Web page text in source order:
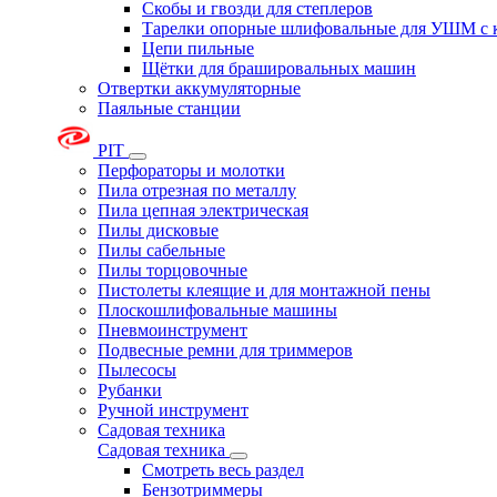
Скобы и гвозди для степлеров
Тарелки опорные шлифовальные для УШМ с
Цепи пильные
Щётки для брашировальных машин
Отвертки аккумуляторные
Паяльные станции
PIT
Перфораторы и молотки
Пила отрезная по металлу
Пила цепная электрическая
Пилы дисковые
Пилы сабельные
Пилы торцовочные
Пистолеты клеящие и для монтажной пены
Плоскошлифовальные машины
Пневмоинструмент
Подвесные ремни для триммеров
Пылесосы
Рубанки
Ручной инструмент
Садовая техника
Садовая техника
Смотреть весь раздел
Бензотриммеры